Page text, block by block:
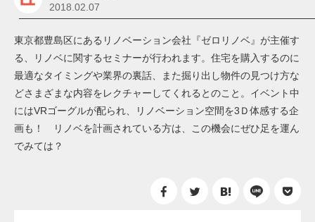
2018.02.07
東京都豊島区にあるリノベーション会社『ゼロリノベ』が主催す
る、リノベに関するセミナーが行われます。住宅を購入するのに
最適なタイミングや業界の裏話、また掘り出し物件の見つけ方な
どさまざまな内容をレクチャーしてくれるとのこと。イベント中
にはVRゴーグルが配られ、リノベーション空間を3Ｄ体感する企
画も！ リノベを計画されている方は、この機会にぜひ足を運ん
でみては？